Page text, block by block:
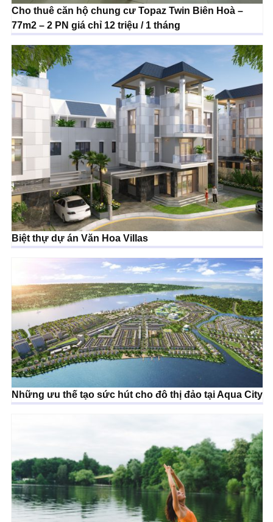
Cho thuê căn hộ chung cư Topaz Twin Biên Hoà –
77m2 – 2 PN giá chỉ 12 triệu / 1 tháng
Biệt thự dự án Văn Hoa Villas
Những ưu thế tạo sức hút cho đô thị đảo tại Aqua City